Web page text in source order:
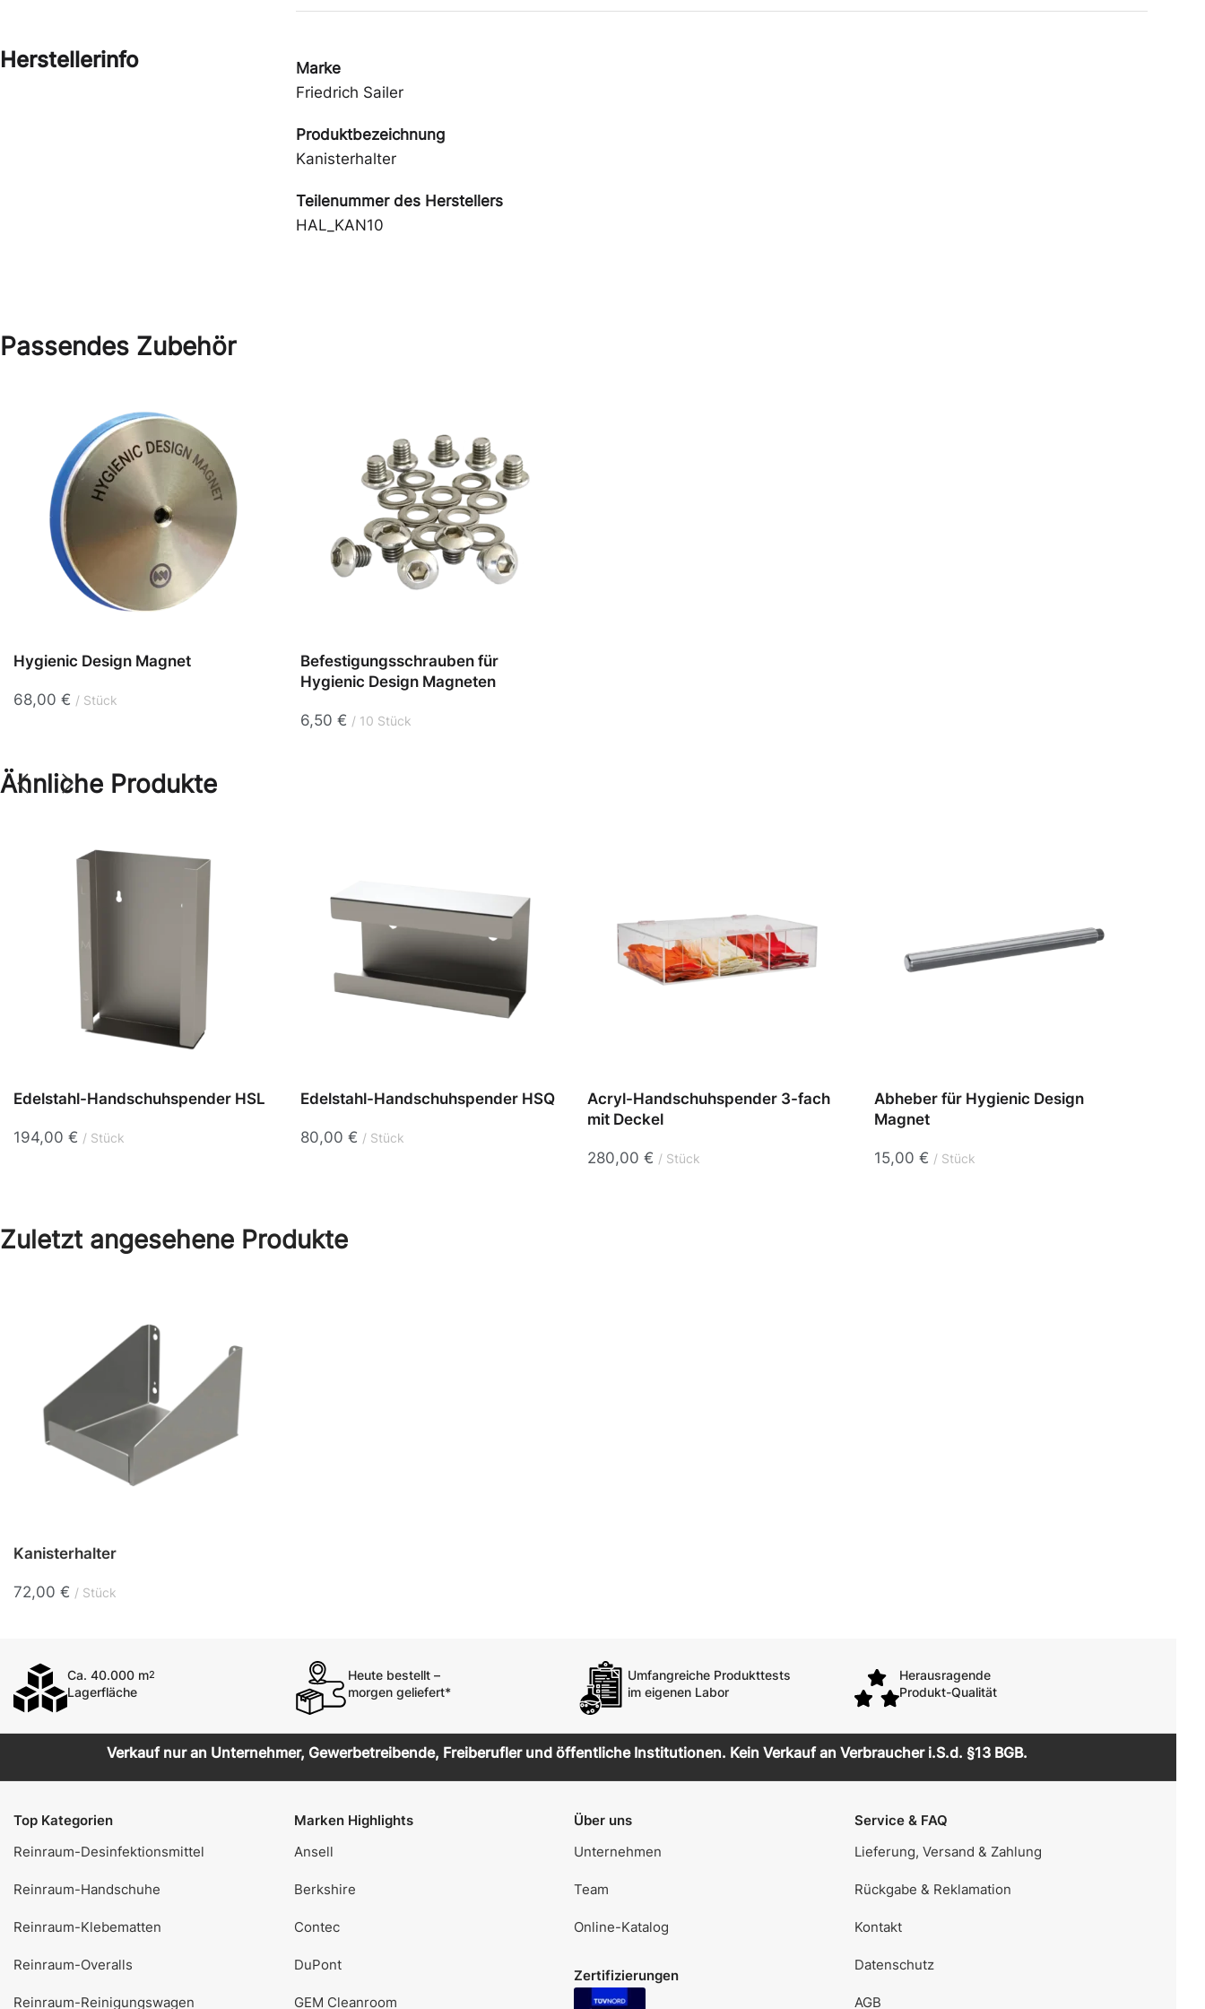
Herstellerinfo
Marke
Friedrich Sailer
Produktbezeichnung
Kanisterhalter
Teilenummer des Herstellers
HAL_KAN10
Passendes Zubehör
Hygienic Design Magnet
68,00 € Stück
Befestigungsschrauben für
Hygienic Design Magneten
6,50 € 10 Stück
Ähnliche Produkte
Edelstahl-Handschuhspender HSL
194,00 € Stück
Edelstahl-Handschuhspender HSQ
80,00 € Stück
Acryl-Handschuhspender 3-fach
mit Deckel
280,00 € Stück
Abheber für Hygienic Design
Magnet
15,00 € Stück
Zuletzt angesehene Produkte
Kanisterhalter
72,00 € Stück
Ca. 40.000 m2
Lagerfläche
Heute bestellt –
morgen geliefert*
Umfangreiche Produkttests
im eigenen Labor
Herausragende
Produkt-Qualität
Verkauf nur an Unternehmer, Gewerbetreibende, Freiberufler und öffentliche Institutionen. Kein Verkauf an Verbraucher i.S.d. §13 BGB.
Top Kategorien
Reinraum-Desinfektionsmittel
Reinraum-Handschuhe
Reinraum-Klebematten
Reinraum-Overalls
Reinraum-Reinigungswagen
Marken Highlights
Ansell
Berkshire
Contec
DuPont
GEM Cleanroom
Über uns
Unternehmen
Team
Online-Katalog
Zertifizierungen
Service & FAQ
Lieferung, Versand & Zahlung
Rückgabe & Reklamation
Kontakt
Datenschutz
AGB